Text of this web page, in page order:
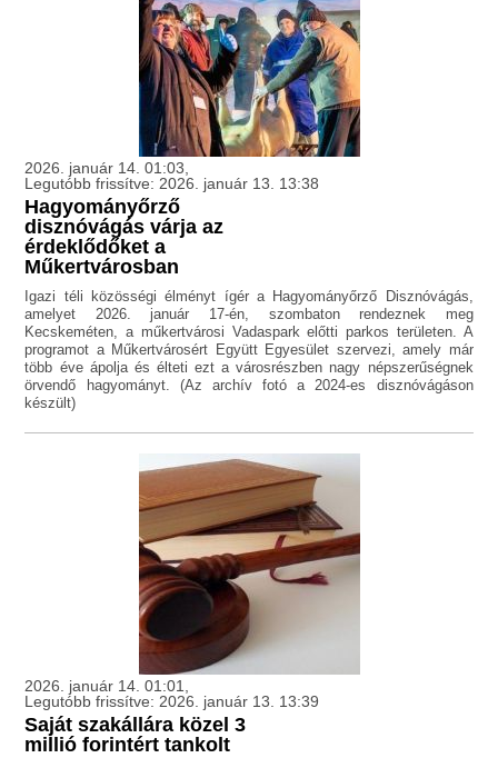
2026. január 14. 01:03,
Legutóbb frissítve: 2026. január 13. 13:38
Hagyományőrző
disznóvágás várja az
érdeklődőket a
Műkertvárosban
Igazi téli közösségi élményt ígér a Hagyományőrző Disznóvágás,
amelyet 2026. január 17-én, szombaton rendeznek meg
Kecskeméten, a műkertvárosi Vadaspark előtti parkos területen. A
programot a Műkertvárosért Együtt Egyesület szervezi, amely már
több éve ápolja és élteti ezt a városrészben nagy népszerűségnek
örvendő hagyományt. (Az archív fotó a 2024-es disznóvágáson
készült)
2026. január 14. 01:01,
Legutóbb frissítve: 2026. január 13. 13:39
Saját szakállára közel 3
millió forintért tankolt